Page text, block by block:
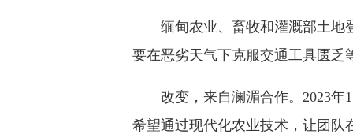
缅甸农业、畜牧和灌溉部土地
要在恶劣天气下克服交通工具匮乏
改变，来自澜湄合作。2023
希望通过现代化农业技术，让团队